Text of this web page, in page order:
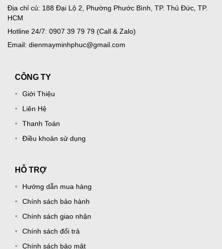
Địa chỉ củ: 188 Đại Lộ 2, Phường Phước Bình, TP. Thủ Đức, TP.
HCM
Hotline 24/7: 0907 39 79 79 (Call & Zalo)
Email: dienmayminhphuc@gmail.com
CÔNG TY
Giới Thiệu
Liên Hệ
Thanh Toán
Điều khoản sử dụng
HỖ TRỢ
Hướng dẫn mua hàng
Chính sách bảo hành
Chính sách giao nhận
Chính sách đổi trả
Chính sách bảo mật